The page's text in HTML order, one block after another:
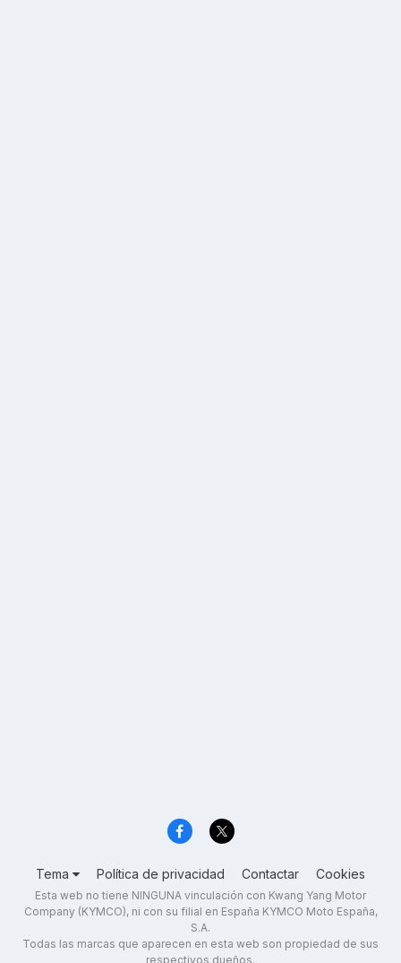
Tema Política de privacidad Contactar Cookies
Esta web no tiene NINGUNA vinculación con Kwang Yang Motor
Company (KYMCO), ni con su filial en España KYMCO Moto España,
S.A.
Todas las marcas que aparecen en esta web son propiedad de sus
respectivos dueños.